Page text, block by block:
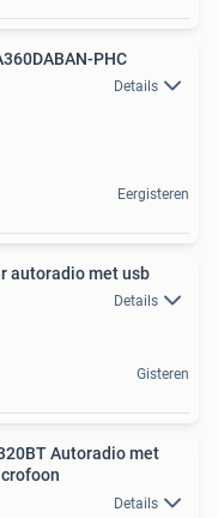
PHC
Details
Eergisteren
autoradio met usb
Details
Gisteren
Autoradio met
Details